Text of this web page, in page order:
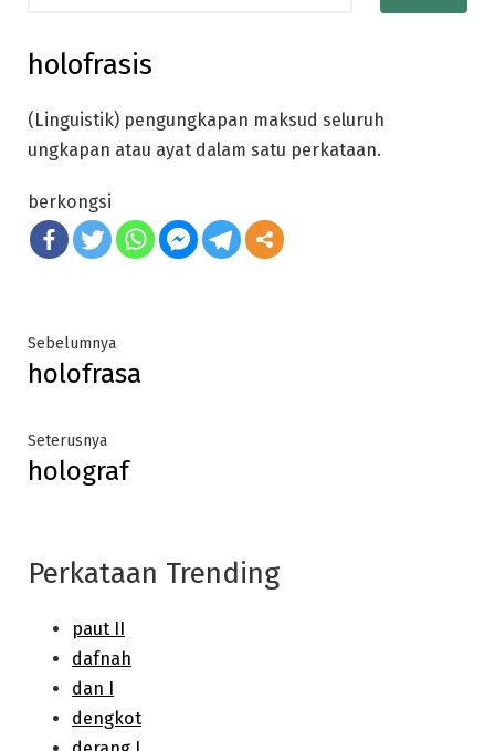
holofrasis
(Linguistik) pengungkapan maksud seluruh
ungkapan atau ayat dalam satu perkataan.
berkongsi
Post
navigation
SebelumnyaPrevious
post:
holofrasa
SeterusnyaNext
post:
holograf
Perkataan Trending